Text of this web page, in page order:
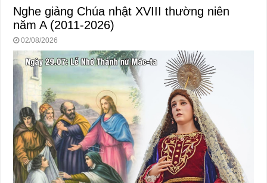
Nghe giảng Chúa nhật XVIII thường niên
năm A (2011-2026)
02/08/2026